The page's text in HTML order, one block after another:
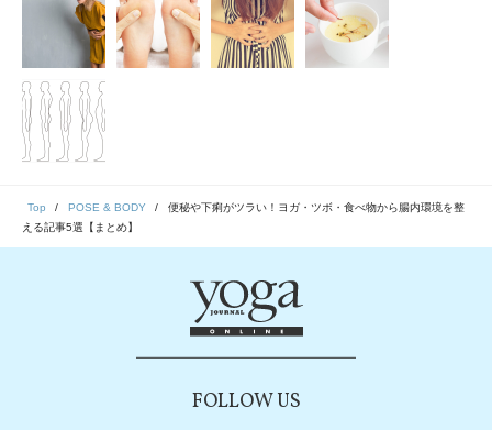
Top POSE & BODY
便秘や下痢がツラい！ヨガ・ツボ・食べ物から腸内環境を整
える記事5選【まとめ】
FOLLOW US